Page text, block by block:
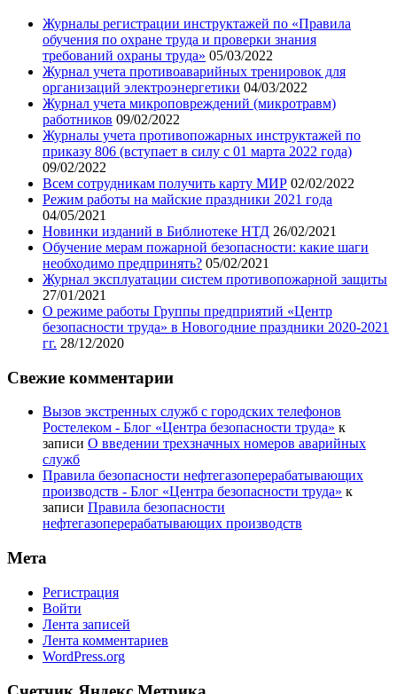
Журналы регистрации инструктажей по «Правила
обучения по охране труда и проверки знания
требований охраны труда» 05/03/2022
Журнал учета противоаварийных тренировок для
организаций электроэнергетики 04/03/2022
Журнал учета микроповреждений (микротравм)
работников 09/02/2022
Журналы учета противопожарных инструктажей по
приказу 806 (вступает в силу с 01 марта 2022 года)
09/02/2022
Всем сотрудникам получить карту МИР 02/02/2022
Режим работы на майские праздники 2021 года
04/05/2021
Новинки изданий в Библиотеке НТД 26/02/2021
Обучение мерам пожарной безопасности: какие шаги
необходимо предпринять? 05/02/2021
Журнал эксплуатации систем противопожарной защиты
27/01/2021
О режиме работы Группы предприятий «Центр
безопасности труда» в Новогодние праздники 2020-2021
гг. 28/12/2020
Свежие комментарии
Вызов экстренных служб с городских телефонов
Ростелеком - Блог «Центра безопасности труда» к
записи О введении трехзначных номеров аварийных
служб
Правила безопасности нефтегазоперерабатывающих
производств - Блог «Центра безопасности труда» к
записи Правила безопасности
нефтегазоперерабатывающих производств
Мета
Регистрация
Войти
Лента записей
Лента комментариев
WordPress.org